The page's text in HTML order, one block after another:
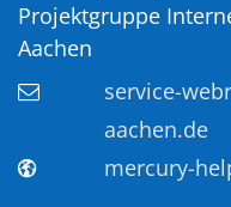
Projektgruppe
Aachen
service-
aachen.de
mercury-